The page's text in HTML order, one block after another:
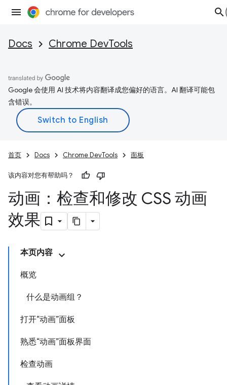
Docs Chrome DevTools
Google 会使用 AI 技术将内容翻译成您偏好的语言。AI 翻译可能包
含错误。
首页 Docs Chrome DevTools 面板
该内容对您有帮助吗？
动画：检查和修改 CSS 动画
效果
本页内容
概览
什么是动画组？
打开“动画”面板
熟悉“动画”面板界面
检查动画